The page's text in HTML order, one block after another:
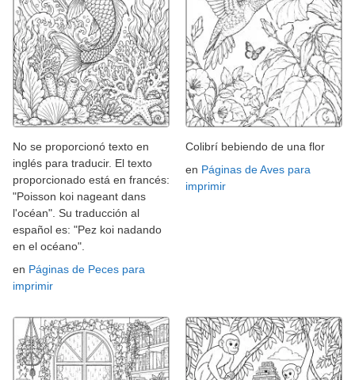
No se proporcionó texto en
inglés para traducir. El texto
proporcionado está en francés:
"Poisson koi nageant dans
l'océan". Su traducción al
español es: "Pez koi nadando
en el océano".
en Páginas de Peces para
imprimir
Colibrí bebiendo de una flor
en Páginas de Aves para
imprimir